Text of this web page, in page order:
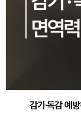
감기·독감 예